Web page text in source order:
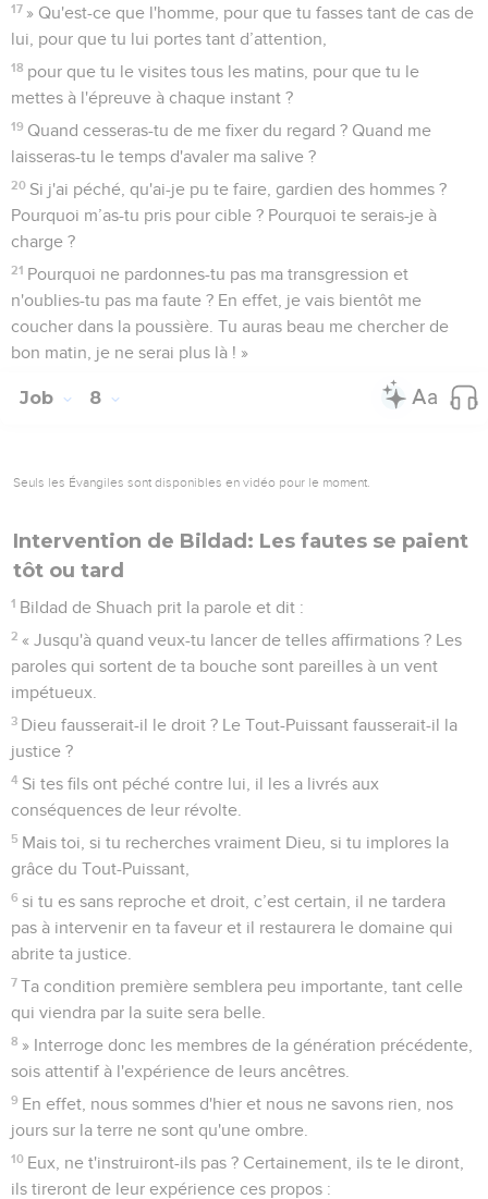
17 » Qu'est-ce que l'homme, pour que tu fasses tant de cas de
lui, pour que tu lui portes tant d’attention,
18 pour que tu le visites tous les matins, pour que tu le
mettes à l'épreuve à chaque instant ?
19 Quand cesseras-tu de me fixer du regard ? Quand me
laisseras-tu le temps d'avaler ma salive ?
20 Si j'ai péché, qu'ai-je pu te faire, gardien des hommes ?
Pourquoi m’as-tu pris pour cible ? Pourquoi te serais-je à
charge ?
21 Pourquoi ne pardonnes-tu pas ma transgression et
n'oublies-tu pas ma faute ? En effet, je vais bientôt me
coucher dans la poussière. Tu auras beau me chercher de
bon matin, je ne serai plus là ! »
Job 8
Seuls les Évangiles sont disponibles en vidéo pour le moment.
Intervention de Bildad: Les fautes se paient
tôt ou tard
1 Bildad de Shuach prit la parole et dit :
2 « Jusqu'à quand veux-tu lancer de telles affirmations ? Les
paroles qui sortent de ta bouche sont pareilles à un vent
impétueux.
3 Dieu fausserait-il le droit ? Le Tout-Puissant fausserait-il la
justice ?
4 Si tes fils ont péché contre lui, il les a livrés aux
conséquences de leur révolte.
5 Mais toi, si tu recherches vraiment Dieu, si tu implores la
grâce du Tout-Puissant,
6 si tu es sans reproche et droit, c’est certain, il ne tardera
pas à intervenir en ta faveur et il restaurera le domaine qui
abrite ta justice.
7 Ta condition première semblera peu importante, tant celle
qui viendra par la suite sera belle.
8 » Interroge donc les membres de la génération précédente,
sois attentif à l'expérience de leurs ancêtres.
9 En effet, nous sommes d'hier et nous ne savons rien, nos
jours sur la terre ne sont qu'une ombre.
10 Eux, ne t'instruiront-ils pas ? Certainement, ils te le diront,
ils tireront de leur expérience ces propos :